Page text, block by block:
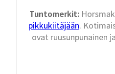
Tuntomerkit:
pikkukiitäjään.
ovat ruusunpunainen